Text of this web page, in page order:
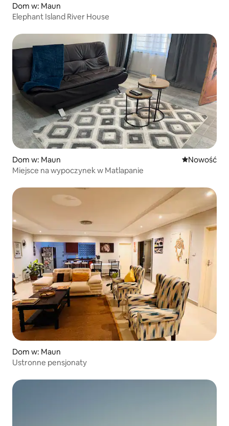
Dom w: Maun
Elephant Island River House
Dom w: Maun Nowe
Nowość
Miejsce na wypoczynek w Matlapanie
Dom w: Maun
Ustronne pensjonaty